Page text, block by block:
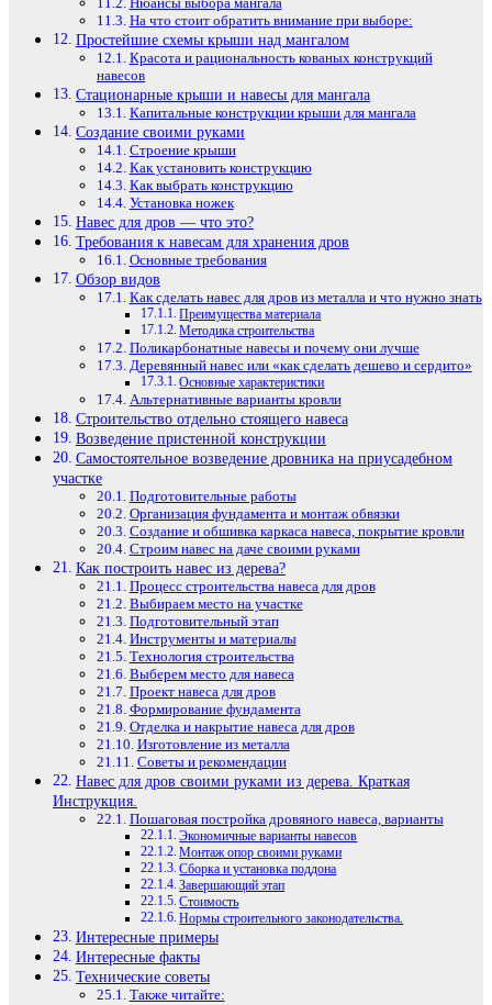
На что стоит обратить внимание при выборе:
Простейшие схемы крыши над мангалом
Красота и рациональность кованых конструкций
навесов
Стационарные крыши и навесы для мангала
Капитальные конструкции крыши для мангала
Создание своими руками
Строение крыши
Как установить конструкцию
Как выбрать конструкцию
Установка ножек
Навес для дров — что это?
Требования к навесам для хранения дров
Основные требования
Обзор видов
Как сделать навес для дров из металла и что нужно знать
Преимущества материала
Методика строительства
Поликарбонатные навесы и почему они лучше
Деревянный навес или «как сделать дешево и сердито»
Основные характеристики
Альтернативные варианты кровли
Строительство отдельно стоящего навеса
Возведение пристенной конструкции
Самостоятельное возведение дровника на приусадебном
участке
Подготовительные работы
Организация фундамента и монтаж обвязки
Создание и обшивка каркаса навеса, покрытие кровли
Строим навес на даче своими руками
Как построить навес из дерева?
Процесс строительства навеса для дров
Выбираем место на участке
Подготовительный этап
Инструменты и материалы
Технология строительства
Выберем место для навеса
Проект навеса для дров
Формирование фундамента
Отделка и накрытие навеса для дров
Изготовление из металла
Советы и рекомендации
Навес для дров своими руками из дерева. Краткая
Инструкция.
Пошаговая постройка дровяного навеса, варианты
Экономичные варианты навесов
Монтаж опор своими руками
Сборка и установка поддона
Завершающий этап
Стоимость
Нормы строительного законодательства.
Интересные примеры
Интересные факты
Технические советы
Также читайте: